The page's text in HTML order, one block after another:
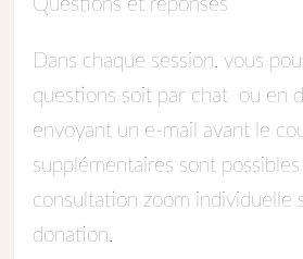
Questions et réponses
Dans chaque session, vous
questions soit par chat ou en
envoyant un e-mail avant le
supplémentaires sont
consultation zoom individuelle
donation.